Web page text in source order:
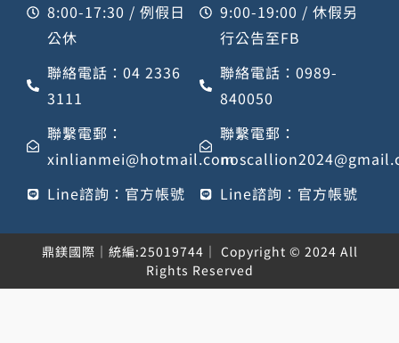
8:00-17:30 / 例假日
公休
聯絡電話：04 2336
3111
聯繫電郵：
xinlianmei@hotmail.com
Line諮詢：官方帳號
9:00-19:00 / 休假另
行公告至FB
聯絡電話：0989-
840050
聯繫電郵：
Line諮詢：官方帳號
鼎鎂國際｜統編:25019744｜ Copyright © 2024 All
Rights Reserved